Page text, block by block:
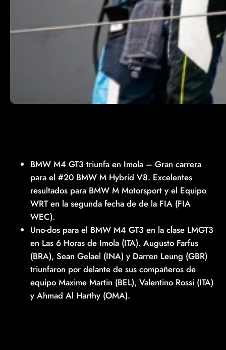
BMW M4 GT3 triunfa en Imola – Gran carrera
para el #20 BMW M Hybrid V8. Excelentes
resultados para BMW M Motorsport y el Equipo
WRT en la segunda fecha de de la FIA (FIA
WEC).
Uno-dos para el BMW M4 GT3 en la clase LMGT3
en Las 6 Horas de Imola (ITA). Augusto Farfus
(BRA), Sean Gelael (INA) y Darren Leung (GBR)
triunfaron por delante de sus compañeros de
equipo Maxime Martin (BEL), Valentino Rossi (ITA)
y Ahmad Al Harthy (OMA).